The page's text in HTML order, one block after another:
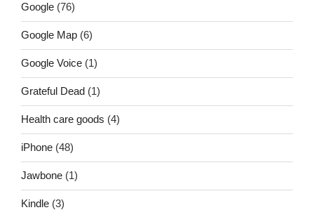
Google (76)
Google Map (6)
Google Voice (1)
Grateful Dead (1)
Health care goods (4)
iPhone (48)
Jawbone (1)
Kindle (3)